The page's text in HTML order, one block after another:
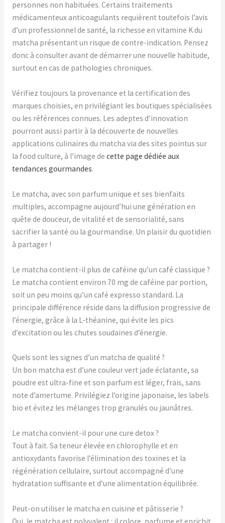
personnes non habituées. Certains traitements
médicamenteux anticoagulants requièrent toutefois l’avis
d’un professionnel de santé, la richesse en vitamine K du
matcha présentant un risque de contre-indication. Pensez
donc à consulter avant de démarrer une nouvelle habitude,
surtout en cas de pathologies chroniques.
Vérifiez toujours la provenance et la certification des
marques choisies, en privilégiant les boutiques spécialisées
ou les références connues. Les adeptes d’innovation
pourront aussi partir à la découverte de nouvelles
applications culinaires du matcha via des sites pointus sur
la food culture, à l’image de cette page dédiée aux
tendances gourmandes.
Le matcha, avec son parfum unique et ses bienfaits
multiples, accompagne aujourd’hui une génération en
quête de douceur, de vitalité et de sensorialité, sans
sacrifier la santé ou la gourmandise. Un plaisir du quotidien
à partager !
Le matcha contient-il plus de caféine qu’un café classique ?
Le matcha contient environ 70 mg de caféine par portion,
soit un peu moins qu’un café expresso standard. La
principale différence réside dans la diffusion progressive de
l’énergie, grâce à la L-théanine, qui évite les pics
d’excitation ou les chutes soudaines d’énergie.
Quels sont les signes d’un matcha de qualité ?
Un bon matcha est d’une couleur vert jade éclatante, sa
poudre est ultra-fine et son parfum est léger, frais, sans
note d’amertume. Privilégiez l’origine japonaise, les labels
bio et évitez les mélanges trop granulés ou jaunâtres.
Le matcha convient-il pour une cure detox ?
Tout à fait. Sa teneur élevée en chlorophylle et en
antioxydants favorise l’élimination des toxines et la
régénération cellulaire, surtout accompagné d’une
hydratation suffisante et d’une alimentation équilibrée.
Peut-on utiliser le matcha en cuisine et pâtisserie ?